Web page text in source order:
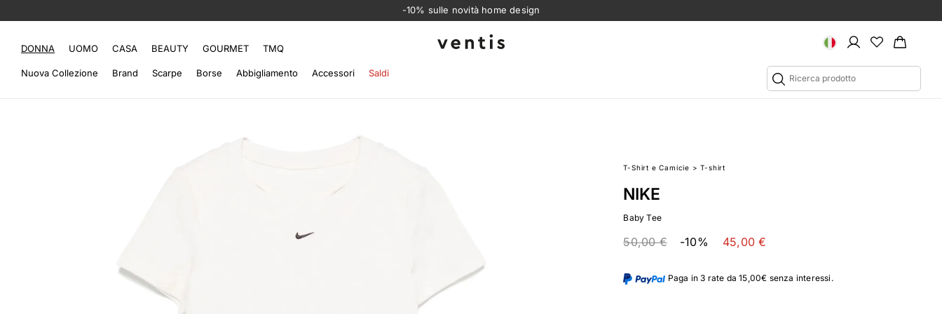
-10% sulle novità home design
Ventis
DONNA UOMO CASA BEAUTY GOURMET TMQ
Nuova Collezione Brand Scarpe Borse Abbigliamento Accessori Saldi
T-Shirt e Camicie >T-shirt
NIKE
Baby Tee
50,00 € -10% 45,00 €
Paga in 3 rate da 15,00€ senza interessi.